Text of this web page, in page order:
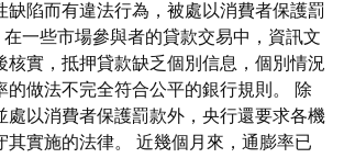
缺陷而有違法行為，被處以消費者保護罰
一些市場參與者的貸款交易中，資訊文
核實，抵押貸款缺乏個別信息，個別情況
的做法不完全符合公平的銀行規則。 除
處以消費者保護罰款外，央行還要求各機
其實施的法律。 近幾個月來，通膨率已